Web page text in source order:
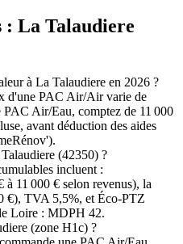
: La Talaudiere
à La Talaudiere en 2026 ?
d'une PAC Air/Air varie de
Air/Eau, comptez de 11 000
avant déduction des aides
(42350) ?
incluent :
11 000 € selon revenus), la
€), TVA 5,5%, et Éco-PTZ
Loire : MDPH 42.
(zone H1c) ?